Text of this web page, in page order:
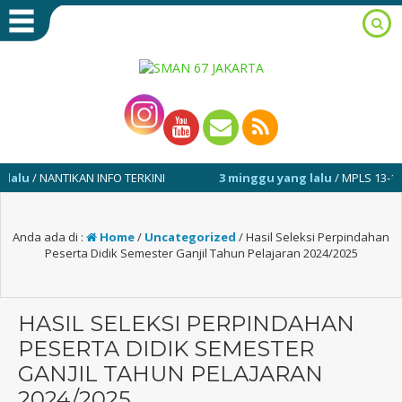
/ NANTIKAN INFO TERKINI 3 minggu yang lalu/ MPLS 13-17 JULI
Anda ada di : Home/ Uncategorized /Hasil Seleksi Perpindahan
Peserta Didik Semester Ganjil Tahun Pelajaran 2024/2025
HASIL SELEKSI PERPINDAHAN
PESERTA DIDIK SEMESTER
GANJIL TAHUN PELAJARAN